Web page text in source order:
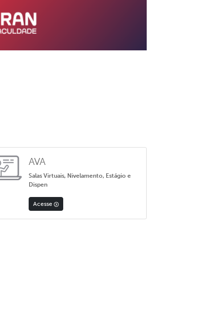
AVA
Salas Virtuais, Nivelamento, Estágio e
Dispen
Acesse